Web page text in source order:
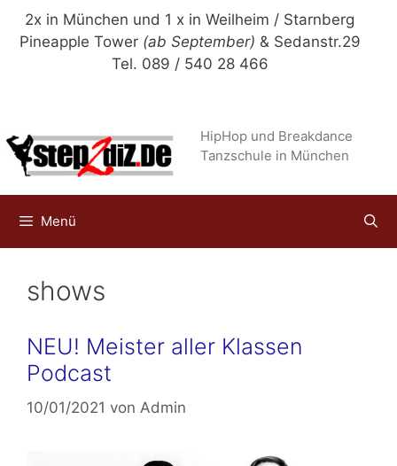
Zum
Inhalt
2x in München und 1 x in Weilheim / Starnberg
Pineapple Tower (ab September) & Sedanstr.29
Tel. 089 / 540 28 466
HipHop und Breakdance
Tanzschule in München
Menü
shows
NEU! Meister aller Klassen
Podcast
10/01/2021 von Admin